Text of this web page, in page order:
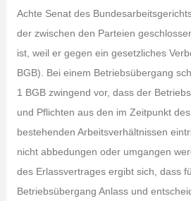
Achte Senat des
der zwischen den Parteien
ist, weil er gegen ein gesetzliches
BGB). Bei einem Betriebsübergang
1 BGB zwingend vor, dass der
und Pflichten aus den im Zeitpunkt
bestehenden Arbeitsverhältnissen
nicht abbedungen oder umgangen
des Erlassvertrages ergibt sich, dass
Betriebsübergang Anlass und